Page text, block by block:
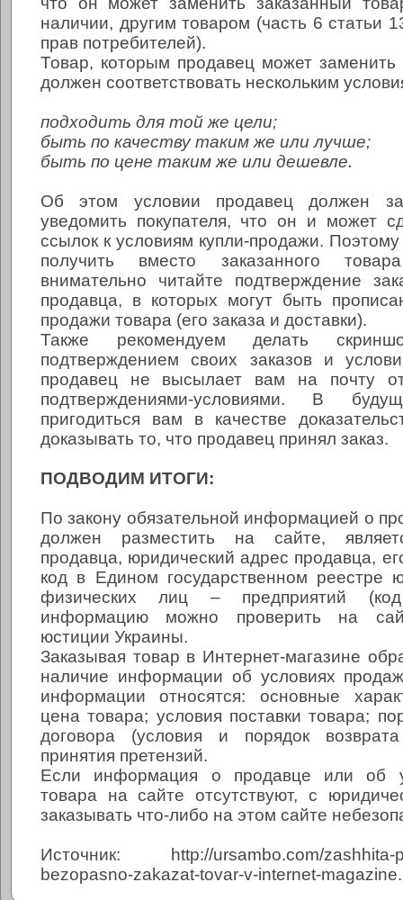
наличии, другим товаром (часть 6 статьи
прав потребителей).
Товар, которым продавец может заменить
должен соответствовать нескольким
подходить для той же цели;
быть по качеству таким же или лучше;
быть по цене таким же или дешевле.
Об этом условии продавец должен
уведомить покупателя, что он и может
ссылок к условиям купли-продажи.
получить вместо заказанного
внимательно читайте подтверждение
продавца, в которых могут быть
продажи товара (его заказа и доставки).
Также рекомендуем делать
подтверждением своих заказов и
продавец не высылает вам на почту
подтверждениями-условиями. В
пригодиться вам в качестве
доказывать то, что продавец принял заказ.
ПОДВОДИМ ИТОГИ:
По закону обязательной информацией о
должен разместить на сайте,
продавца, юридический адрес продавца,
код в Едином государственном реестре
физических лиц – предприятий
информацию можно проверить на
юстиции Украины.
Заказывая товар в Интернет-магазине
наличие информации об условиях
информации относятся: основные
цена товара; условия поставки товара;
договора (условия и порядок
принятия претензий.
Если информация о продавце или об
товара на сайте отсутствуют, с
заказывать что-либо на этом сайте
Источник: http://ursambo.com/zashhita-
bezopasno-zakazat-tovar-v-internet-